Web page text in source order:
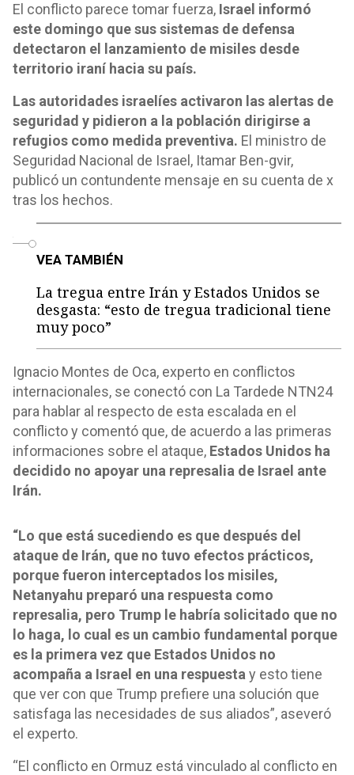
El conflicto parece tomar fuerza, Israel informó
este domingo que sus sistemas de defensa
detectaron el lanzamiento de misiles desde
territorio iraní hacia su país.
Las autoridades israelíes activaron las alertas de
seguridad y pidieron a la población dirigirse a
refugios como medida preventiva. El ministro de
Seguridad Nacional de Israel, Itamar Ben-gvir,
publicó un contundente mensaje en su cuenta de x
tras los hechos.
VEA TAMBIÉN
La tregua entre Irán y Estados Unidos se
desgasta: “esto de tregua tradicional tiene
muy poco”
Ignacio Montes de Oca, experto en conflictos
internacionales, se conectó con La Tardede NTN24
para hablar al respecto de esta escalada en el
conflicto y comentó que, de acuerdo a las primeras
informaciones sobre el ataque, Estados Unidos ha
decidido no apoyar una represalia de Israel ante
Irán.
“Lo que está sucediendo es que después del
ataque de Irán, que no tuvo efectos prácticos,
porque fueron interceptados los misiles,
Netanyahu preparó una respuesta como
represalia, pero Trump le habría solicitado que no
lo haga, lo cual es un cambio fundamental porque
es la primera vez que Estados Unidos no
acompaña a Israel en una respuesta y esto tiene
que ver con que Trump prefiere una solución que
satisfaga las necesidades de sus aliados”, aseveró
el experto.
“El conflicto en Ormuz está vinculado al conflicto en